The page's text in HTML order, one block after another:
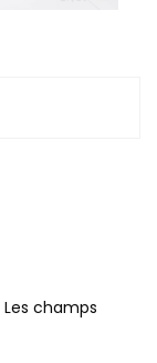
Les champs